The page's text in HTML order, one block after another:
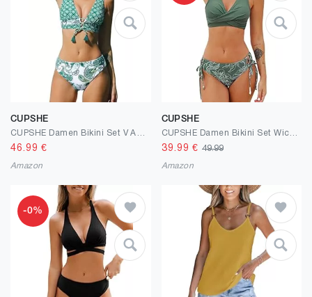
CUPSHE
46.99 €
Amazon
CUPSHE
39.99 € 49.99
Amazon
-0%